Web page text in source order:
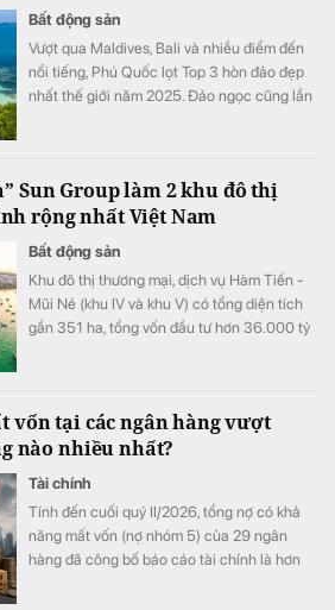
Bất động sản
Vượt qua Maldives, Bali và nhiều điểm đến
nổi tiếng, Phú Quốc lọt Top 3 hòn đảo đẹp
nhất thế giới năm 2025. Đảo ngọc cũng lần
Sun Group làm 2 khu đô thị
rộng nhất Việt Nam
Bất động sản
Khu đô thị thương mại, dịch vụ Hàm Tiến -
Mũi Né (khu IV và khu V) có tổng diện tích
gần 351 ha, tổng vốn đầu tư hơn 36.000 tỷ
vốn tại các ngân hàng vượt
nào nhiều nhất?
Tài chính
Tính đến cuối quý II/2026, tổng nợ có khả
năng mất vốn (nợ nhóm 5) của 29 ngân
hàng đã công bố báo cáo tài chính là hơn